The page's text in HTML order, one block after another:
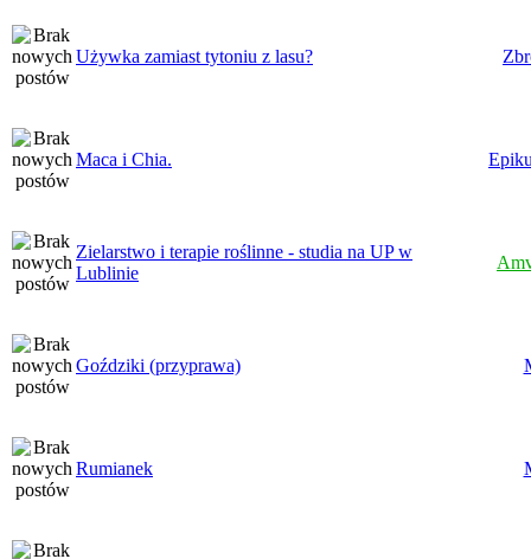
Używka zamiast tytoniu z lasu?
Maca i Chia.
Zielarstwo i terapie roślinne - studia na UP w
Lublinie
Goździki (przyprawa)
Rumianek